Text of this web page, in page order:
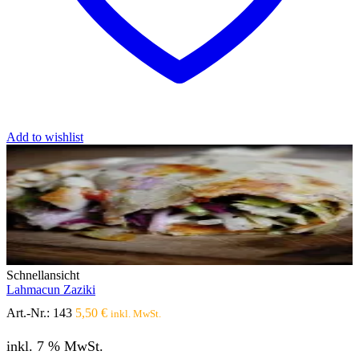
Add to wishlist
Schnellansicht
Lahmacun Zaziki
Art.-Nr.: 143 5,50 € inkl. MwSt.
inkl. 7 % MwSt.